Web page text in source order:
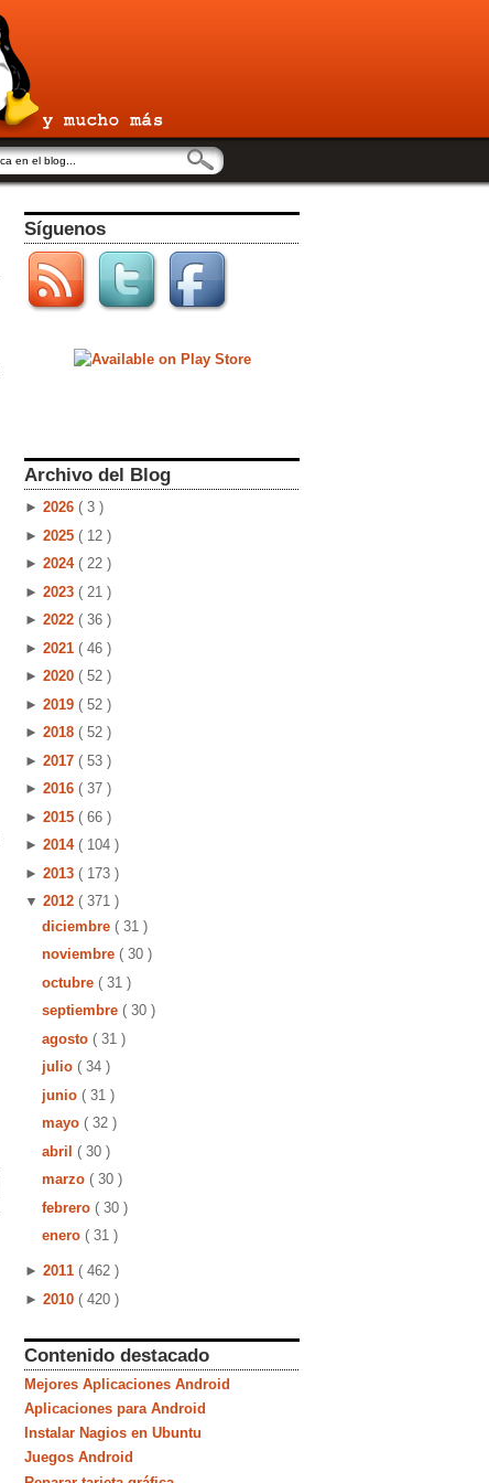
Síguenos
Archivo del Blog
► 2026 ( 3 )
► 2025 ( 12 )
► 2024 ( 22 )
► 2023 ( 21 )
► 2022 ( 36 )
► 2021 ( 46 )
► 2020 ( 52 )
► 2019 ( 52 )
► 2018 ( 52 )
► 2017 ( 53 )
► 2016 ( 37 )
► 2015 ( 66 )
► 2014 ( 104 )
► 2013 ( 173 )
▼ 2012 ( 371 )
diciembre ( 31 )
noviembre ( 30 )
octubre ( 31 )
septiembre ( 30 )
agosto ( 31 )
julio ( 34 )
junio ( 31 )
mayo ( 32 )
abril ( 30 )
marzo ( 30 )
febrero ( 30 )
enero ( 31 )
► 2011 ( 462 )
► 2010 ( 420 )
Contenido destacado
Mejores Aplicaciones Android
Aplicaciones para Android
Instalar Nagios en Ubuntu
Juegos Android